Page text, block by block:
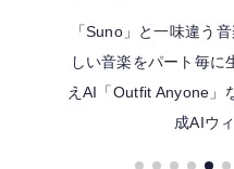
「Suno」と一味違う
しい音楽をパート毎
えAI「Outfit Anyone」
成AIウ